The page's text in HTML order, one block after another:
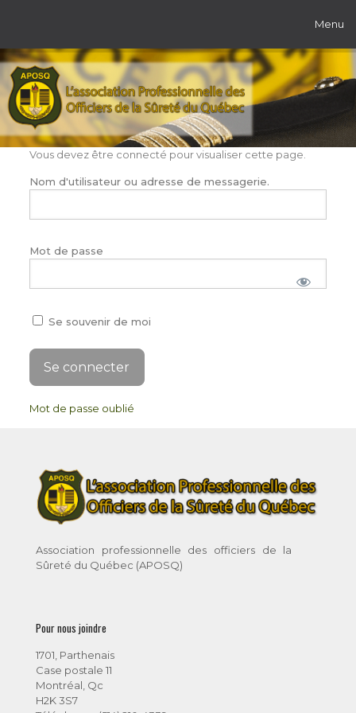
Menu
Vous devez être connecté pour visualiser cette page.
Nom d'utilisateur ou adresse de messagerie.
Mot de passe
Se souvenir de moi
Mot de passe oublié
Association professionnelle des officiers de la
Sûreté du Québec (APOSQ)
Pour nous joindre
1701, Parthenais
Case postale 11
Montréal, Qc
H2K 3S7